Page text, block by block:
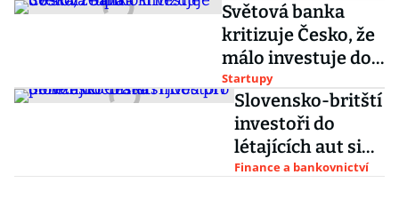
Světová banka
kritizuje Česko, že
málo investuje do
start-upů
Startupy
Slovensko-britští
investoři do
létajících aut si
jdou pro peníze
Finance a bankovnictví